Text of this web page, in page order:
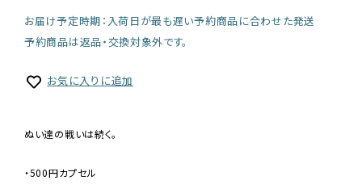
お届け予定時期：入荷日が最も遅い予約商品に合わせた発送
予約商品は返品・交換対象外です。
お気に入りに追加
ぬい達の戦いは続く。
・500円カプセル